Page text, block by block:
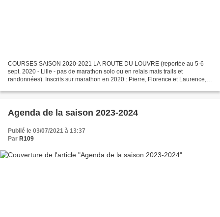
COURSES SAISON 2020-2021 LA ROUTE DU LOUVRE (reportée au 5-6
sept. 2020 - Lille - pas de marathon solo ou en relais mais trails et
randonnées). Inscrits sur marathon en 2020 : Pierre, Florence et Laurence,
Agenda de la saison 2023-2024
Publié le 03/07/2021 à 13:37
Par R109